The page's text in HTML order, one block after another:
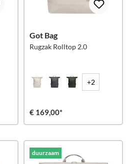
Got Bag
Rugzak Rolltop 2.0
+2
€ 169,00*
duurzaam